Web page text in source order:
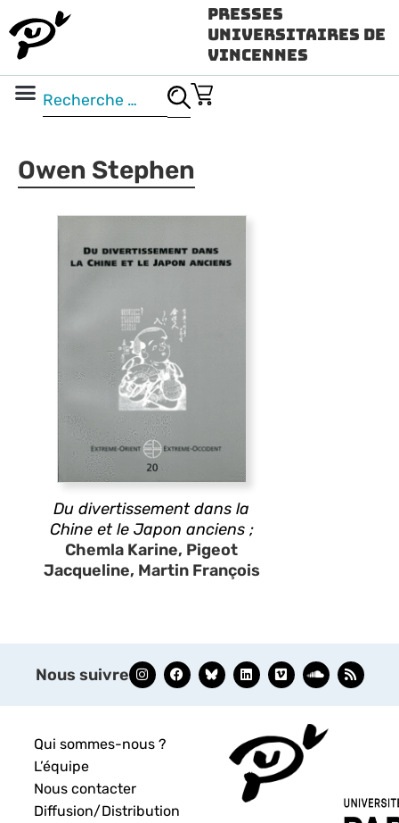
Presses
Universitaires de
Vincennes
Owen Stephen
Du divertissement dans la
Chine et le Japon anciens ;
Chemla Karine, Pigeot
Jacqueline, Martin François
Nous suivre
Qui sommes-nous ?
L’équipe
Nous contacter
Diffusion/Distribution